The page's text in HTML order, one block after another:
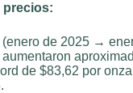
precios:
(enero de 2025 →
de $83,62 por